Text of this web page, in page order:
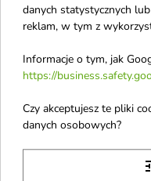
wyciągiem z aloesu 4-
8 myć /91/ Miedź 40
wyjątkowy i bezpieczny
do koloryzacji włosów
danych statystycznych
reklam, w tym z
Informacje o tym, jak
https://
Czy akceptujesz te pliki
danych osobowych?